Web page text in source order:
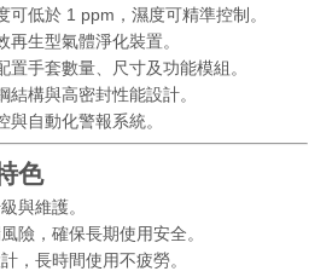
低於 1 ppm，濕度可精準控制。
生型氣體淨化裝置。
手套數量、尺寸及功能模組。
構與高密封性能設計。
自動化警報系統。
色
與維護。
險，確保長期使用安全。
，長時間使用不疲勞。